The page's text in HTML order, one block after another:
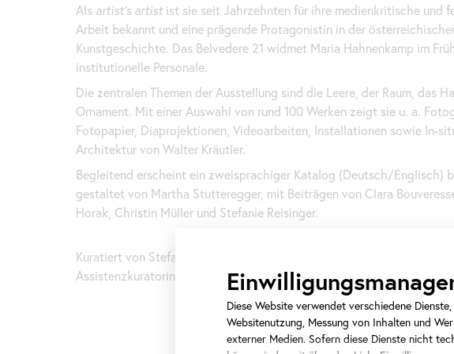
Als artist’s artistist sie seit Jahrzehnten für ihre medienkritische und
Arbeit bekannt und eine prägende Protagonistin in der
Kunstgeschichte. Das Belvedere 21 widmet Maria Hahnenkamp im
institutionelle Personale.
Die zentralen Themen der Ausstellung sind die Leere, der Raum, das
Ornament. Mit einer Auswahl von rund 100 Werken zeigt sie u. a.
Fotopapier, Diaprojektionen, Videoarbeiten, Installationen sowie In-
Architektur von Walter Kräutler.
Begleitend erscheint ein zweisprachiger Katalog (Deutsch/Englisch)
gestaltet von Martha Stutteregger, mit Beiträgen von Clara
Horak, Christin Müller und Stefanie Reisinger.
Kuratiert von Stefanie Reisinger.
Assistenzkuratorin: Ana Petrović
Diese Website verwendet verschiedene
Websitenutzung, Messung von Inhalten und
externer Medien. Sofern diese Dienste nicht